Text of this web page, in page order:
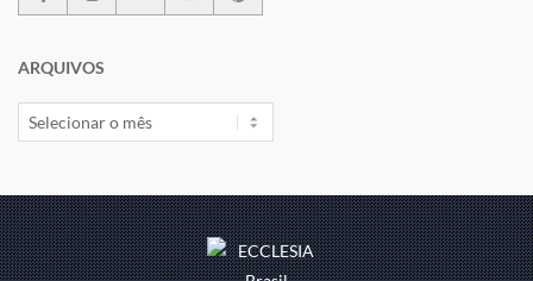
ARQUIVOS